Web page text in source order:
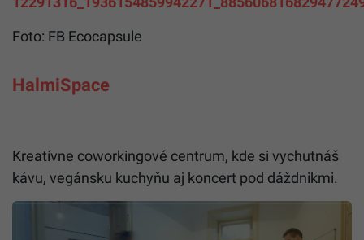
Foto: FB Ecocapsule
HalmiSpace
Kre­a­tívne cowor­kin­gové cen­trum, kde si vychut­náš
kávu, vegán­sku kuchyňu aj kon­cert pod dážd­nikmi.